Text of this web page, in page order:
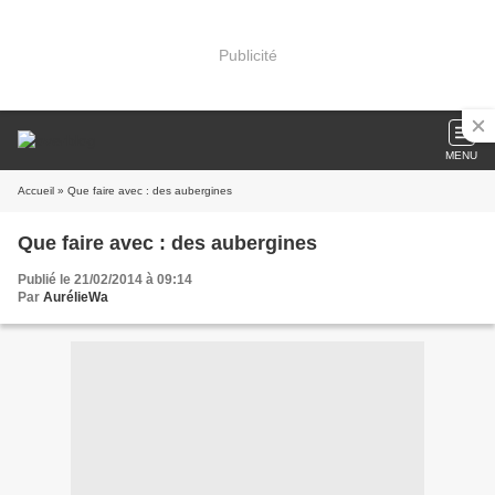
Publicité
MENU
Accueil » Que faire avec : des aubergines
Que faire avec : des aubergines
Publié le 21/02/2014 à 09:14
Par AurélieWa